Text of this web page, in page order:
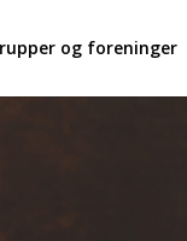
og foreninger